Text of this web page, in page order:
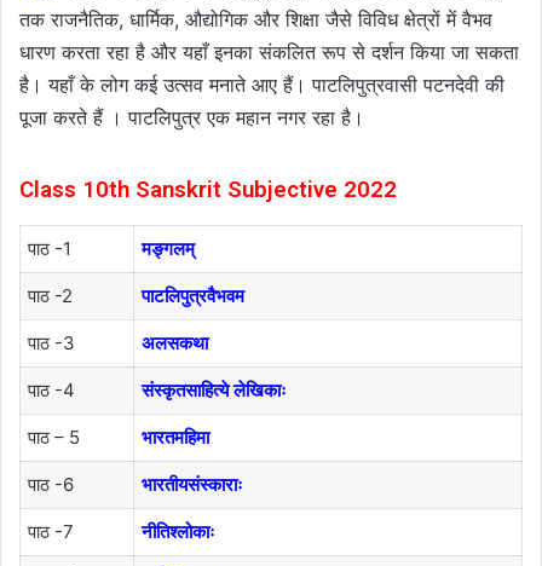
तक राजनैतिक, धार्मिक, औद्योगिक और शिक्षा जैसे विविध क्षेत्रों में वैभव
धारण करता रहा है और यहाँ इनका संकलित रूप से दर्शन किया जा सकता
है। यहाँ के लोग कई उत्सव मनाते आए हैं। पाटलिपुत्रवासी पटनदेवी की
पूजा करते हैं । पाटलिपुत्र एक महान नगर रहा है।
Class 10th Sanskrit Subjective 2022
पाठ -1 मङ्गलम्
पाठ -2 पाटलिपुत्रवैभवम
पाठ -3 अलसकथा
पाठ -4 संस्कृतसाहित्ये लेखिकाः
पाठ – 5 भारतमहिमा
पाठ -6 भारतीयसंस्काराः
पाठ -7 नीतिश्लोकाः